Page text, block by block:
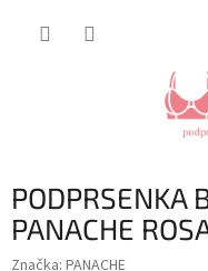
PODPRSENKA
PANACHE
Značka: PANACHE